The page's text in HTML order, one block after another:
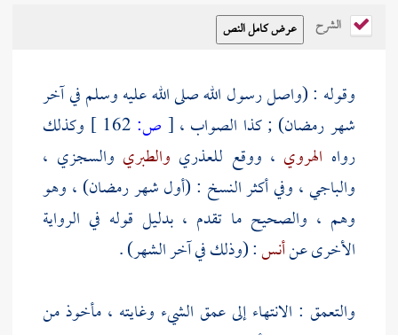
الشرح
وقوله : (واصل رسول الله صلى الله عليه وسلم في آخر
شهر رمضان) ; كذا الصواب ، [ ص:
وكذلك
رواه الهروي ، ووقع للعذري والطبري والسجزي ،
والباجي، وفي أكثر النسخ : (أول شهر رمضان) ، وهو
وهم ، والصحيح ما تقدم ، بدليل قوله في الرواية
الأخرى عنأنس: (وذلك في آخر الشهر) .
والتعمق : الانتهاء إلى عمق الشيء وغايته ، مأخوذ من